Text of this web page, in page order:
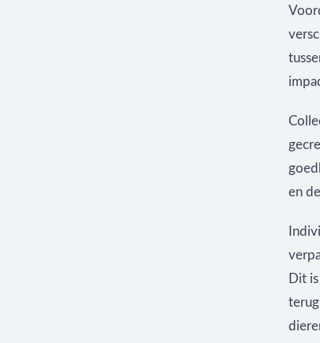
en
Dit